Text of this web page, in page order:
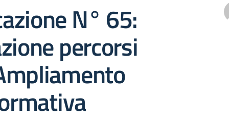
N° 65:
percorsi